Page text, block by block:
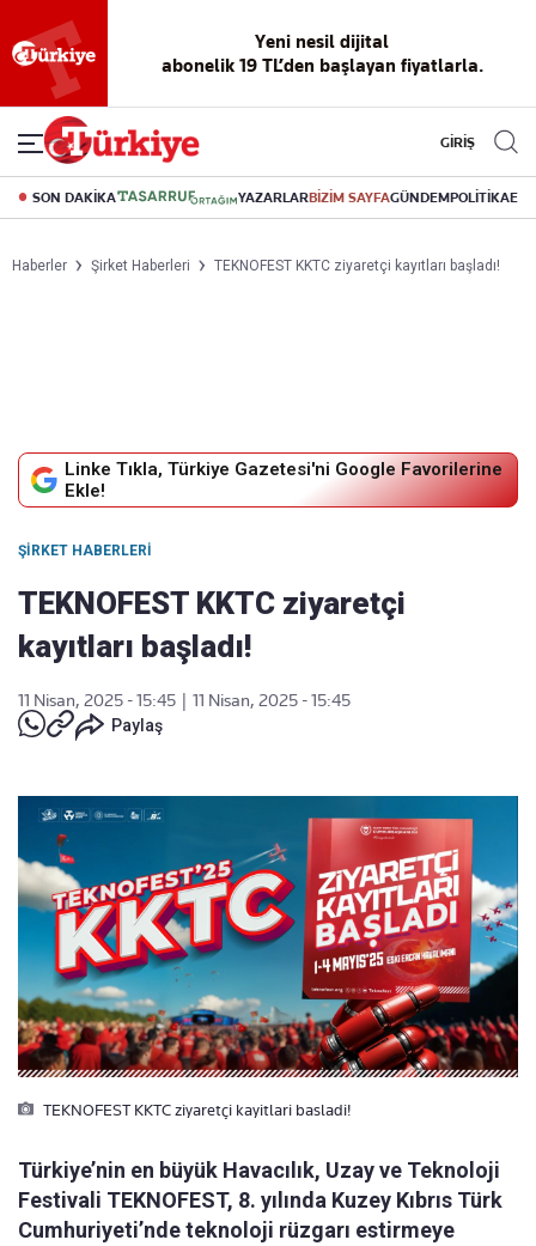
Yeni nesil dijital
abonelik 19 TL’den başlayan fiyatlarla.
GİRİŞ
SON DAKİKA YAZARLARBİZİM SAYFAGÜNDEMPOLİTİKA
Haberler Şirket Haberleri TEKNOFEST KKTC ziyaretçi kayıtları başladı!
Linke Tıkla, Türkiye Gazetesi'ni Google Favorilerine
Ekle!
ŞIRKET HABERLERI
TEKNOFEST KKTC ziyaretçi
kayıtları başladı!
11 Nisan, 2025 - 15:45
11 Nisan, 2025 - 15:45
Paylaş
TEKNOFEST KKTC ziyaretçi kayitlari basladi!
Türkiye’nin en büyük Havacılık, Uzay ve Teknoloji
Festivali TEKNOFEST, 8. yılında Kuzey Kıbrıs Türk
Cumhuriyeti’nde teknoloji rüzgarı estirmeye